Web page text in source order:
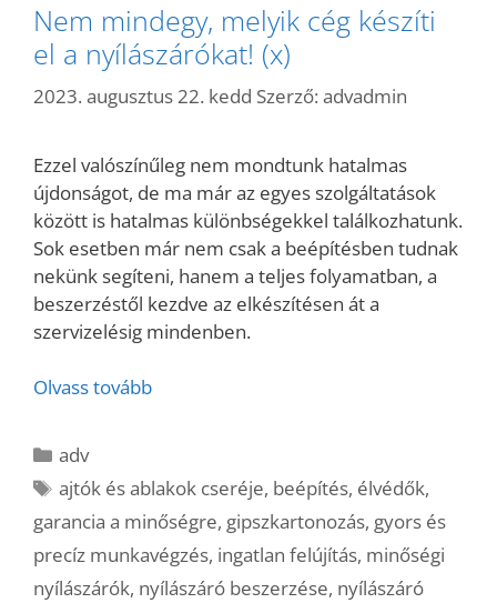
Nem mindegy, melyik cég készíti
el a nyílászárókat! (x)
2023. augusztus 22. kedd Szerző: advadmin
Ezzel valószínűleg nem mondtunk hatalmas
újdonságot, de ma már az egyes szolgáltatások
között is hatalmas különbségekkel találkozhatunk.
Sok esetben már nem csak a beépítésben tudnak
nekünk segíteni, hanem a teljes folyamatban, a
beszerzéstől kezdve az elkészítésen át a
szervizelésig mindenben.
Olvass tovább
Kategória
adv
Címkék
ajtók és ablakok cseréje, beépítés, élvédők,
garancia a minőségre, gipszkartonozás, gyors és
precíz munkavégzés, ingatlan felújítás, minőségi
nyílászárók, nyílászáró beszerzése, nyílászáró